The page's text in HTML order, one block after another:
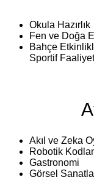
Okula Hazırlık
Fen ve Doğa
Bahçe
Sportif
Akıl ve Zeka
Robotik
Gastronomi
Görsel